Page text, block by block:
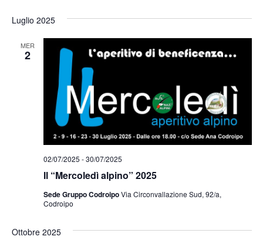
Luglio 2025
MER
2
Il “Mercoledì alpino” 2025
02/07/2025 -30/07/2025
Sede Gruppo CodroipoVia Circonvallazione Sud, 92/a,
Codroipo
Ottobre 2025